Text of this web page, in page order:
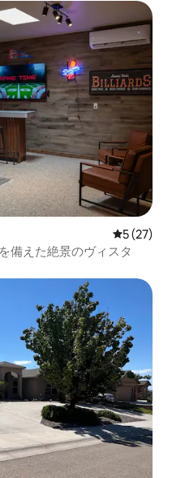
レビュー
5 (27)
備えた絶景のヴィスタ